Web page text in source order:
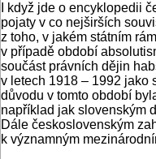
I když jde o encyklopedii
pojaty v co nejširších
z toho, v jakém státním
v případě období
součást právních dějin
v letech 1918 – 1992 jako
důvodu v tomto období
například jak slovenským
Dále československým
k významným